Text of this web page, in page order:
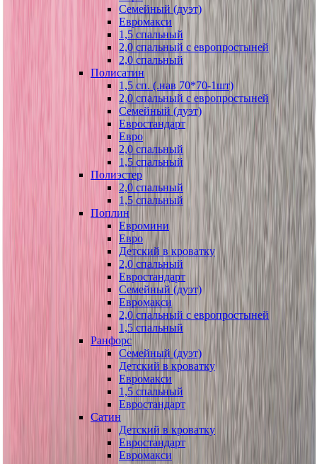
Семейный (дуэт)
Евромакси
1,5 спальный
2,0 спальный с европростыней
2,0 спальный
Полисатин
1,5 сп. (.нав 70*70-1шт)
2,0 спальный с европростыней
Семейный (дуэт)
Евростандарт
Евро
2,0 спальный
1,5 спальный
Полиэстер
2,0 спальный
1,5 спальный
Поплин
Евромини
Евро
Детский в кроватку
2,0 спальный
Евростандарт
Семейный (дуэт)
Евромакси
2,0 спальный с европростыней
1,5 спальный
Ранфорс
Семейный (дуэт)
Детский в кроватку
Евромакси
1,5 спальный
Евростандарт
Сатин
Детский в кроватку
Евростандарт
Евромакси